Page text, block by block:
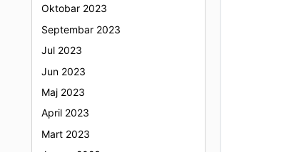
Oktobar 2023
Septembar 2023
Jul 2023
Jun 2023
Maj 2023
April 2023
Mart 2023